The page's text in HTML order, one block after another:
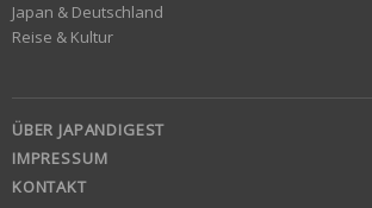
Japan & Deutschland
Reise & Kultur
ÜBER JAPANDIGEST
IMPRESSUM
KONTAKT